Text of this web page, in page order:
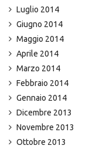
Luglio 2014
Giugno 2014
Maggio 2014
Aprile 2014
Marzo 2014
Febbraio 2014
Gennaio 2014
Dicembre 2013
Novembre 2013
Ottobre 2013